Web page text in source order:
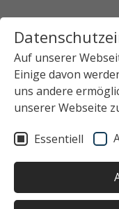
Auf unserer
Einige davon
uns andere
unserer Webseite
Essentiell